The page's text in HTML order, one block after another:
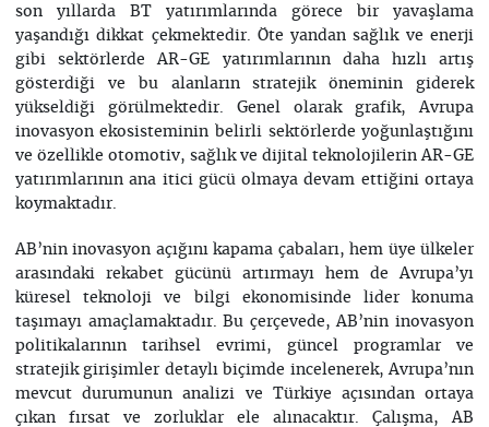
son yıllarda BT yatırımlarında görece bir yavaşlama
yaşandığı dikkat çekmektedir. Öte yandan sağlık ve enerji
gibi sektörlerde AR-GE yatırımlarının daha hızlı artış
gösterdiği ve bu alanların stratejik öneminin giderek
yükseldiği görülmektedir. Genel olarak grafik, Avrupa
inovasyon ekosisteminin belirli sektörlerde yoğunlaştığını
ve özellikle otomotiv, sağlık ve dijital teknolojilerin AR-GE
yatırımlarının ana itici gücü olmaya devam ettiğini ortaya
koymaktadır.
AB’nin inovasyon açığını kapama çabaları, hem üye ülkeler
arasındaki rekabet gücünü artırmayı hem de Avrupa’yı
küresel teknoloji ve bilgi ekonomisinde lider konuma
taşımayı amaçlamaktadır. Bu çerçevede, AB’nin inovasyon
politikalarının tarihsel evrimi, güncel programlar ve
stratejik girişimler detaylı biçimde incelenerek, Avrupa’nın
mevcut durumunun analizi ve Türkiye açısından ortaya
çıkan fırsat ve zorluklar ele alınacaktır. Çalışma, AB